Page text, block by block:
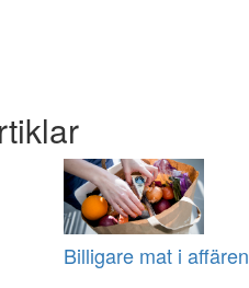
Billigare mat i affären